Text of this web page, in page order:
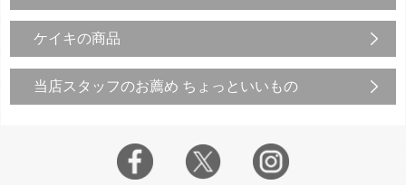
ケイキの商品
当店スタッフのお薦め ちょっといいもの